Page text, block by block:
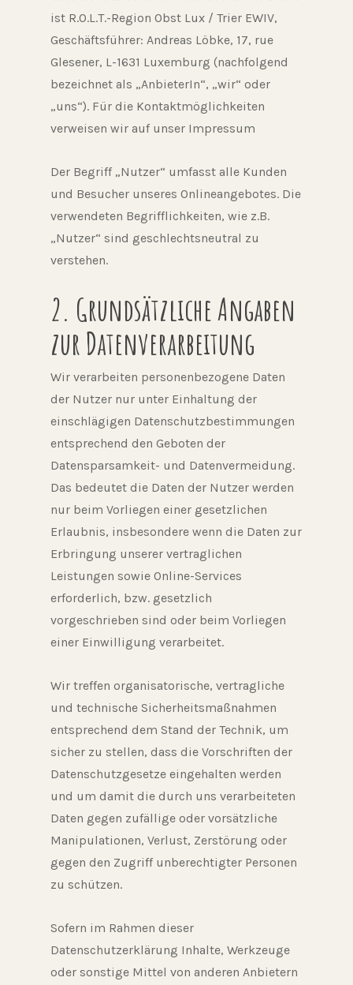
ist R.O.L.T.-Region Obst Lux / Trier EWIV,
Geschäftsführer: Andreas Löbke, 17, rue
Glesener, L-1631 Luxemburg (nachfolgend
bezeichnet als „AnbieterIn“, „wir“ oder
„uns“). Für die Kontaktmöglichkeiten
verweisen wir auf unser Impressum
Der Begriff „Nutzer“ umfasst alle Kunden
und Besucher unseres Onlineangebotes. Die
verwendeten Begrifflichkeiten, wie z.B.
„Nutzer“ sind geschlechtsneutral zu
verstehen.
2. Grundsätzliche Angaben
zur Datenverarbeitung
Wir verarbeiten personenbezogene Daten
der Nutzer nur unter Einhaltung der
einschlägigen Datenschutzbestimmungen
entsprechend den Geboten der
Datensparsamkeit- und Datenvermeidung.
Das bedeutet die Daten der Nutzer werden
nur beim Vorliegen einer gesetzlichen
Erlaubnis, insbesondere wenn die Daten zur
Erbringung unserer vertraglichen
Leistungen sowie Online-Services
erforderlich, bzw. gesetzlich
vorgeschrieben sind oder beim Vorliegen
einer Einwilligung verarbeitet.
Wir treffen organisatorische, vertragliche
und technische Sicherheitsmaßnahmen
entsprechend dem Stand der Technik, um
sicher zu stellen, dass die Vorschriften der
Datenschutzgesetze eingehalten werden
und um damit die durch uns verarbeiteten
Daten gegen zufällige oder vorsätzliche
Manipulationen, Verlust, Zerstörung oder
gegen den Zugriff unberechtigter Personen
zu schützen.
Sofern im Rahmen dieser
Datenschutzerklärung Inhalte, Werkzeuge
oder sonstige Mittel von anderen Anbietern